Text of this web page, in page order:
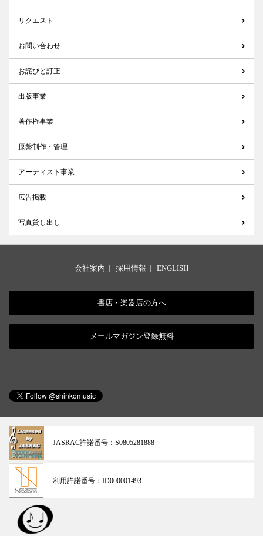
リクエスト
お問い合わせ
お詫びと訂正
出版事業
著作権事業
原盤制作・管理
アーティスト事業
広告掲載
写真貸し出し
会社案内 | 採用情報 | ENGLISH
書店・楽器店の方へ
メールマガジン登録無料
JASRAC許諾番号： S0805281888
利用許諾番号： ID000001493